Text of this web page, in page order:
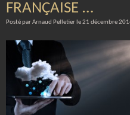
FRANÇAISE …
Posté par Arnaud Pelletier le 21 décembre